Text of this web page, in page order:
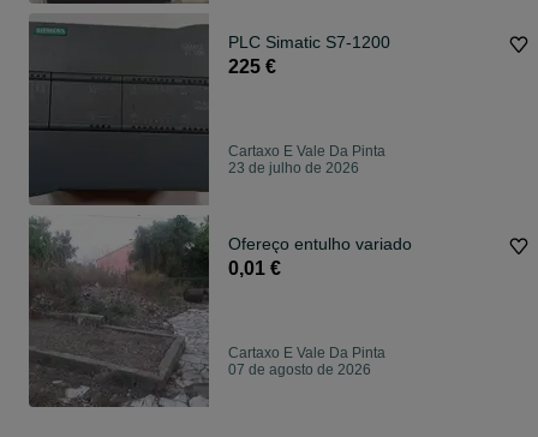
PLC Simatic S7-1200
225 €
Cartaxo E Vale Da Pinta
23 de julho de 2026
Ofereço entulho variado
0,01 €
Cartaxo E Vale Da Pinta
07 de agosto de 2026